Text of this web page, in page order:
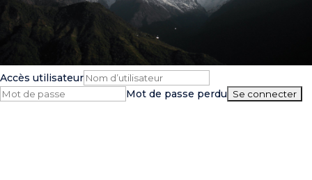
Accès utilisateur
Mot de passe perdu